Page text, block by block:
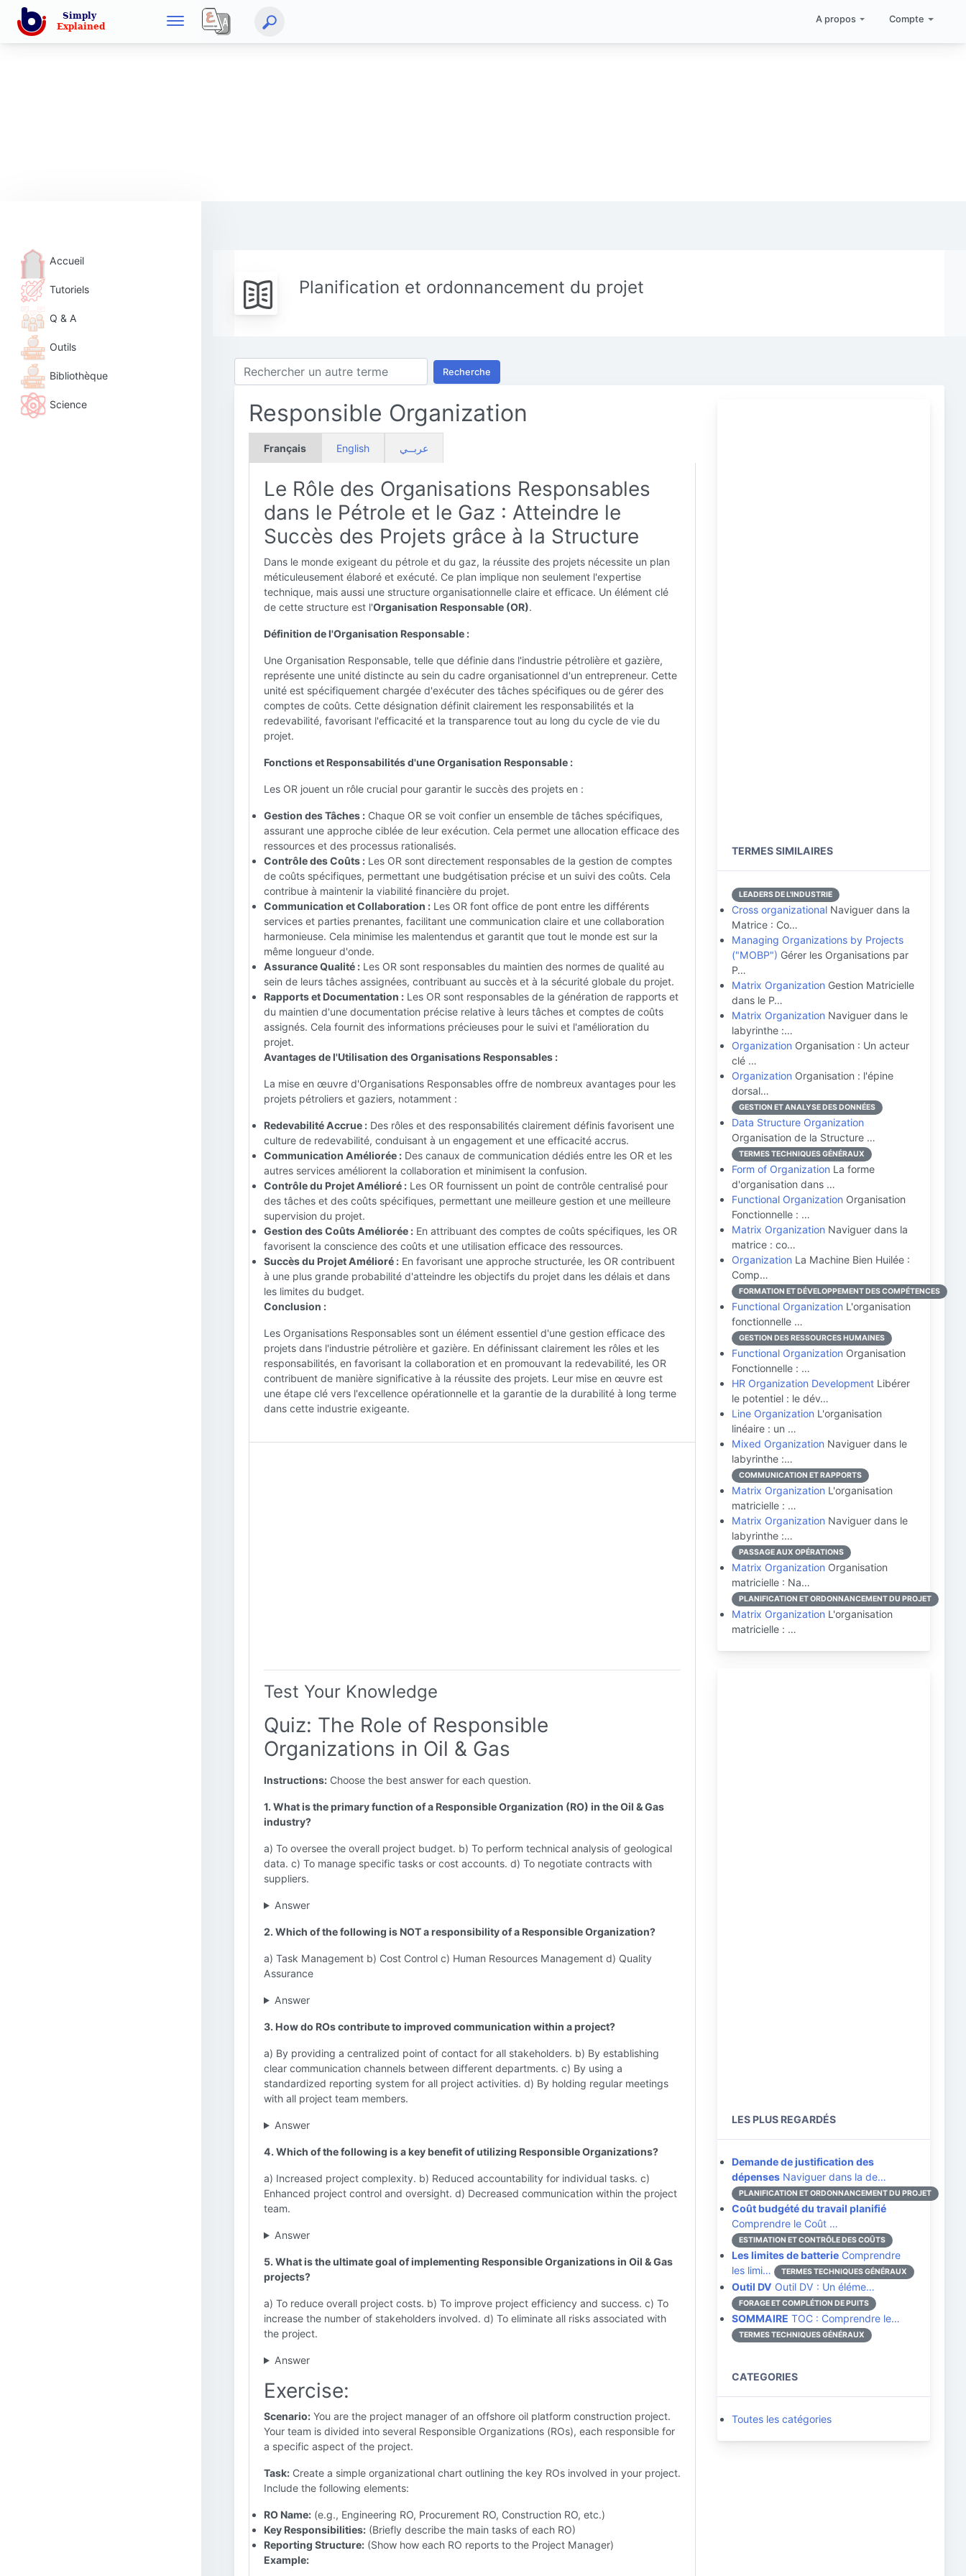
A propos Compte
Accueil
Tutoriels
Q & A
Outils
Bibliothèque
Science
Planification et ordonnancement du projet
Recherche
Responsible Organization
Français English عربــي
Le Rôle des Organisations Responsables
dans le Pétrole et le Gaz : Atteindre le
Succès des Projets grâce à la Structure
Dans le monde exigeant du pétrole et du gaz, la réussite des projets nécessite un plan
méticuleusement élaboré et exécuté. Ce plan implique non seulement l'expertise
technique, mais aussi une structure organisationnelle claire et efficace. Un élément clé
de cette structure est l'Organisation Responsable (OR).
Définition de l'Organisation Responsable :
Une Organisation Responsable, telle que définie dans l'industrie pétrolière et gazière,
représente une unité distincte au sein du cadre organisationnel d'un entrepreneur. Cette
unité est spécifiquement chargée d'exécuter des tâches spécifiques ou de gérer des
comptes de coûts. Cette désignation définit clairement les responsabilités et la
redevabilité, favorisant l'efficacité et la transparence tout au long du cycle de vie du
projet.
Fonctions et Responsabilités d'une Organisation Responsable :
Les OR jouent un rôle crucial pour garantir le succès des projets en :
Gestion des Tâches : Chaque OR se voit confier un ensemble de tâches spécifiques,
assurant une approche ciblée de leur exécution. Cela permet une allocation efficace des
ressources et des processus rationalisés.
Contrôle des Coûts : Les OR sont directement responsables de la gestion de comptes
de coûts spécifiques, permettant une budgétisation précise et un suivi des coûts. Cela
contribue à maintenir la viabilité financière du projet.
Communication et Collaboration : Les OR font office de pont entre les différents
services et parties prenantes, facilitant une communication claire et une collaboration
harmonieuse. Cela minimise les malentendus et garantit que tout le monde est sur la
même longueur d'onde.
Assurance Qualité : Les OR sont responsables du maintien des normes de qualité au
sein de leurs tâches assignées, contribuant au succès et à la sécurité globale du projet.
Rapports et Documentation : Les OR sont responsables de la génération de rapports et
du maintien d'une documentation précise relative à leurs tâches et comptes de coûts
assignés. Cela fournit des informations précieuses pour le suivi et l'amélioration du
projet.
Avantages de l'Utilisation des Organisations Responsables :
La mise en œuvre d'Organisations Responsables offre de nombreux avantages pour les
projets pétroliers et gaziers, notamment :
Redevabilité Accrue : Des rôles et des responsabilités clairement définis favorisent une
culture de redevabilité, conduisant à un engagement et une efficacité accrus.
Communication Améliorée : Des canaux de communication dédiés entre les OR et les
autres services améliorent la collaboration et minimisent la confusion.
Contrôle du Projet Amélioré : Les OR fournissent un point de contrôle centralisé pour
des tâches et des coûts spécifiques, permettant une meilleure gestion et une meilleure
supervision du projet.
Gestion des Coûts Améliorée : En attribuant des comptes de coûts spécifiques, les OR
favorisent la conscience des coûts et une utilisation efficace des ressources.
Succès du Projet Amélioré : En favorisant une approche structurée, les OR contribuent
à une plus grande probabilité d'atteindre les objectifs du projet dans les délais et dans
les limites du budget.
Conclusion :
Les Organisations Responsables sont un élément essentiel d'une gestion efficace des
projets dans l'industrie pétrolière et gazière. En définissant clairement les rôles et les
responsabilités, en favorisant la collaboration et en promouvant la redevabilité, les OR
contribuent de manière significative à la réussite des projets. Leur mise en œuvre est
une étape clé vers l'excellence opérationnelle et la garantie de la durabilité à long terme
dans cette industrie exigeante.
Test Your Knowledge
Quiz: The Role of Responsible
Organizations in Oil & Gas
Instructions: Choose the best answer for each question.
1. What is the primary function of a Responsible Organization (RO) in the Oil & Gas
industry?
a) To oversee the overall project budget. b) To perform technical analysis of geological
data. c) To manage specific tasks or cost accounts. d) To negotiate contracts with
suppliers.
Answer
2. Which of the following is NOT a responsibility of a Responsible Organization?
a) Task Management b) Cost Control c) Human Resources Management d) Quality
Assurance
Answer
3. How do ROs contribute to improved communication within a project?
a) By providing a centralized point of contact for all stakeholders. b) By establishing
clear communication channels between different departments. c) By using a
standardized reporting system for all project activities. d) By holding regular meetings
with all project team members.
Answer
4. Which of the following is a key benefit of utilizing Responsible Organizations?
a) Increased project complexity. b) Reduced accountability for individual tasks. c)
Enhanced project control and oversight. d) Decreased communication within the project
team.
Answer
5. What is the ultimate goal of implementing Responsible Organizations in Oil & Gas
projects?
a) To reduce overall project costs. b) To improve project efficiency and success. c) To
increase the number of stakeholders involved. d) To eliminate all risks associated with
the project.
Answer
Exercise:
Scenario: You are the project manager of an offshore oil platform construction project.
Your team is divided into several Responsible Organizations (ROs), each responsible for
a specific aspect of the project.
Task: Create a simple organizational chart outlining the key ROs involved in your project.
Include the following elements:
RO Name: (e.g., Engineering RO, Procurement RO, Construction RO, etc.)
Key Responsibilities: (Briefly describe the main tasks of each RO)
Reporting Structure: (Show how each RO reports to the Project Manager)
Example:
TERMES SIMILAIRES
LEADERS DE L'INDUSTRIE
Cross organizational Naviguer dans la
Matrice : Co…
Managing Organizations by Projects
("MOBP") Gérer les Organisations par
P…
Matrix Organization Gestion Matricielle
dans le P…
Matrix Organization Naviguer dans le
labyrinthe :…
Organization Organisation : Un acteur
clé …
Organization Organisation : l'épine
dorsal…
GESTION ET ANALYSE DES DONNÉES
Data Structure Organization
Organisation de la Structure …
TERMES TECHNIQUES GÉNÉRAUX
Form of Organization La forme
d'organisation dans …
Functional Organization Organisation
Fonctionnelle : …
Matrix Organization Naviguer dans la
matrice : co…
Organization La Machine Bien Huilée :
Comp…
FORMATION ET DÉVELOPPEMENT DES COMPÉTENCES
Functional Organization L'organisation
fonctionnelle …
GESTION DES RESSOURCES HUMAINES
Functional Organization Organisation
Fonctionnelle : …
HR Organization Development Libérer
le potentiel : le dév…
Line Organization L'organisation
linéaire : un …
Mixed Organization Naviguer dans le
labyrinthe :…
COMMUNICATION ET RAPPORTS
Matrix Organization L'organisation
matricielle : …
Matrix Organization Naviguer dans le
labyrinthe :…
PASSAGE AUX OPÉRATIONS
Matrix Organization Organisation
matricielle : Na…
PLANIFICATION ET ORDONNANCEMENT DU PROJET
Matrix Organization L'organisation
matricielle : …
LES PLUS REGARDÉS
Demande de justification des
dépenses Naviguer dans la de…
PLANIFICATION ET ORDONNANCEMENT DU PROJET
Coût budgété du travail planifié
Comprendre le Coût …
ESTIMATION ET CONTRÔLE DES COÛTS
Les limites de batterie Comprendre
les limi…
TERMES TECHNIQUES GÉNÉRAUX
Outil DV Outil DV : Un éléme…
FORAGE ET COMPLÉTION DE PUITS
SOMMAIRE TOC : Comprendre le…
TERMES TECHNIQUES GÉNÉRAUX
CATEGORIES
Toutes les catégories